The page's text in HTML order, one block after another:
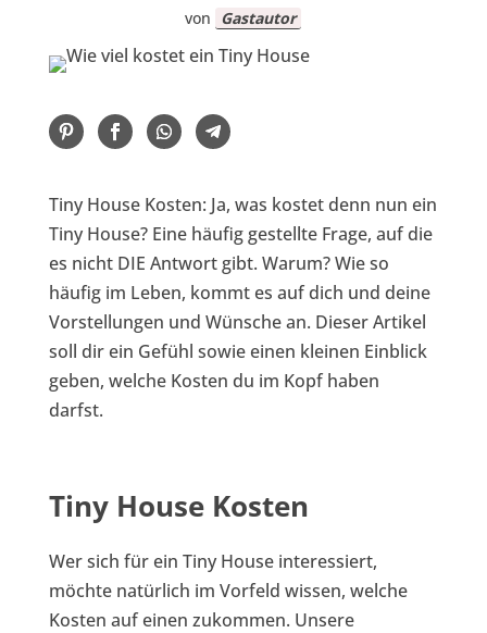
von Gastautor
Tiny House Kosten: Ja, was kostet denn nun ein
Tiny House? Eine häufig gestellte Frage, auf die
es nicht DIE Antwort gibt. Warum? Wie so
häufig im Leben, kommt es auf dich und deine
Vorstellungen und Wünsche an. Dieser Artikel
soll dir ein Gefühl sowie einen kleinen Einblick
geben, welche Kosten du im Kopf haben
darfst.
Tiny House Kosten
Wer sich für ein Tiny House interessiert,
möchte natürlich im Vorfeld wissen, welche
Kosten auf einen zukommen. Unsere